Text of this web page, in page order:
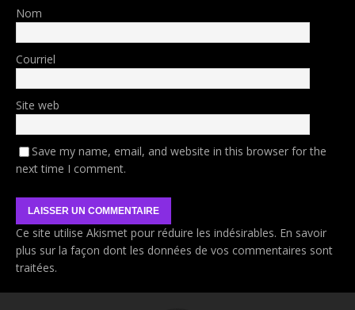
Nom
Courriel
Site web
Save my name, email, and website in this browser for the
next time I comment.
Ce site utilise Akismet pour réduire les indésirables. En savoir
plus sur la façon dont les données de vos commentaires sont
traitées.